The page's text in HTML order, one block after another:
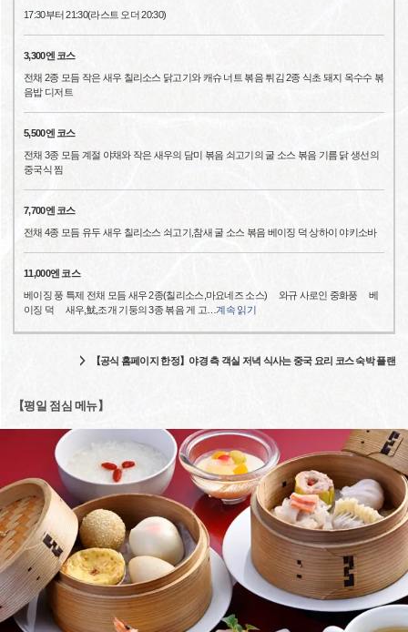
17:30부터 21:30(라스트 오더 20:30)
3,300엔 코스
전채 2종 모듬 작은 새우 칠리소스 닭고기와 캐슈 너트 볶음 튀김 2종 식초 돼지 옥수수 볶
음밥 디저트
5,500엔 코스
전채 3종 모듬 계절 야채와 작은 새우의 담미 볶음 쇠고기의 굴 소스 볶음 기름 닭 생선의
중국식 찜
7,700엔 코스
전채 4종 모듬 유두 새우 칠리소스 쇠고기,참새 굴 소스 볶음 베이징 덕 상하이 야키소바
11,000엔 코스
베이징 풍 특제 전채 모듬 새우 2종(칠리소스,마요네즈 소스) 와규 사로인 중화풍 베
이징 덕 새우,魷,조개 기둥의 3종 볶음 게 고
계속 읽기
【공식 홈페이지 한정】야경 측 객실 저녁 식사는 중국 요리 코스 숙박 플랜
【평일 점심 메뉴】